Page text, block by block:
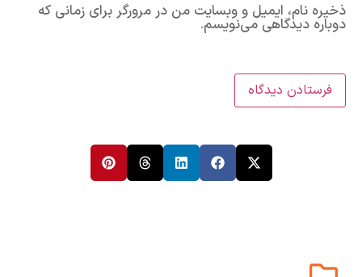
ذخیره نام، ایمیل و وبسایت من در مرورگر برای زمانی که
دوباره دیدگاهی می‌نویسم.